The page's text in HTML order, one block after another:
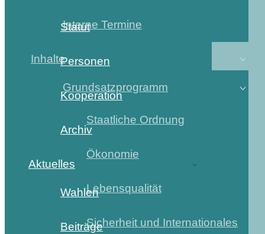
Interne Termine
Inhalte
Grundsatzprogramm
Staatliche Ordnung
Ökonomie
Lebensqualität
Sicherheit und Internationales
Statut
Personen
Kooperation
Archiv
Aktuelles
Wahlen
Beiträge